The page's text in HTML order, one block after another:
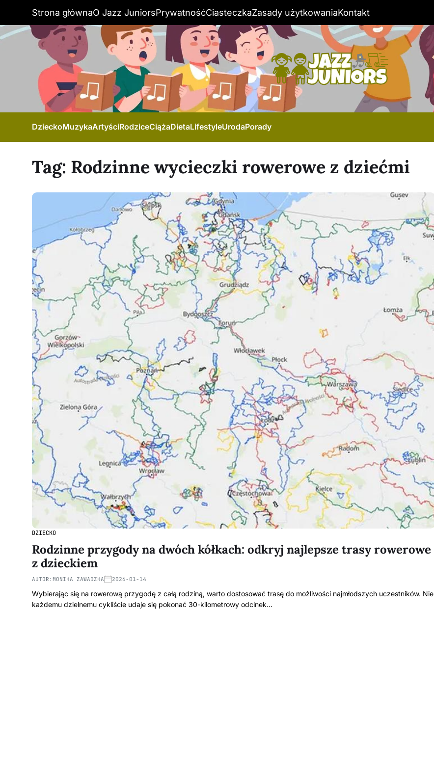
Strona głównaO Jazz JuniorsPrywatnośćCiasteczkaZasady użytkowaniaKontakt
DzieckoMuzykaArtyściRodziceCiążaDietaLifestyleUrodaPorady
Tag: Rodzinne wycieczki rowerowe z dziećmi
DZIECKO
Rodzinne przygody na dwóch kółkach: odkryj najlepsze trasy rowerowe
z dzieckiem
AUTOR: MONIKA ZAWADZKA 2026-01-14
Wybierając się na rowerową przygodę z całą rodziną, warto dostosować trasę do możliwości najmłodszych uczestników. Nie
każdemu dzielnemu cykliście udaje się pokonać 30-kilometrowy odcinek…